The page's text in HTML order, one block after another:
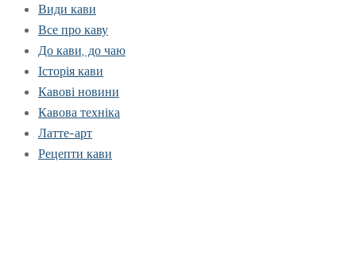
Види кави
Все про каву
До кави, до чаю
Історія кави
Кавові новини
Кавова техніка
Латте-арт
Рецепти кави